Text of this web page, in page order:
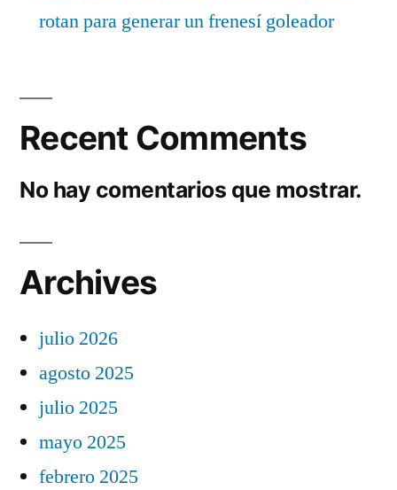
rotan para generar un frenesí goleador
Recent Comments
No hay comentarios que mostrar.
Archives
julio 2026
agosto 2025
julio 2025
mayo 2025
febrero 2025